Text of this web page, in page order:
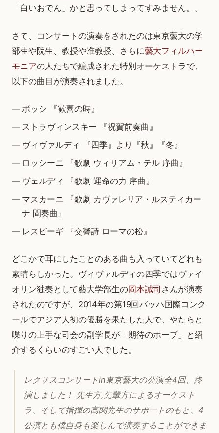
「白いおでん」かと思ってしまってすみません。。
さて、コンサートの演奏をされたのは東京藝大の学
部生や院生、教授や准教授、さらに藝大フィルハー
モニアの人たちで編成された特別オーケストラで、
以下の曲目が演奏されました。
ボッシ 『歓喜の時』
ストラヴィンスキー 『祝賀前奏曲』
ヴィヴァルディ 『四季』より『秋』『冬』
ロッシーニ 『歌劇 ウィリアム・テル 序曲』
ヴェルディ 『歌劇 運命の力 序曲』
マスカーニ 『歌劇 カヴァレリア・ルスティカー
ナ 間奏曲』
レスピーギ 『交響詩 ローマの松』
どこかで耳にしたことのある曲も入っていてどれも
素晴らしかった。ヴィヴァルディの四季ではヴァイ
オリン独奏として藝大学部生の岡本誠司 さんが演奏
されたのですが、2014年の第19回バッハ国際コンク
ールでアジア人初の優勝を果たした人で、やたらと
喋りの上手な司会の副学長が「期待のホープ」と紹
介するくらいのすごい人でした。
レクサスコンサートin東京藝大の公演全4回、終
演しました！ 先生方,先輩方によるオーケスト
ラ、そして指揮の高関先生のサポートのもと、4
公演とも僕自身も楽しんで演奏することができま